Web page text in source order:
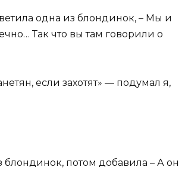
одна из блондинок, – Мы и
Так что вы там говорили о
если захотят» — подумал я,
блондинок, потом добавила – А он